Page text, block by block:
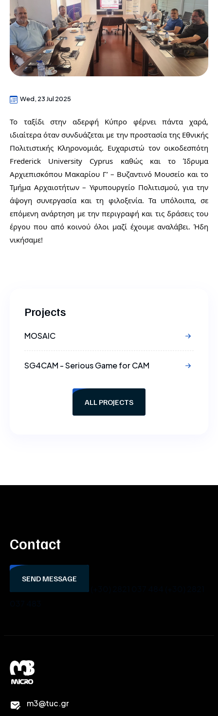
Wed, 23 Jul 2025
Το ταξίδι στην αδερφή Κύπρο φέρνει πάντα χαρά,
ιδιαίτερα όταν συνδυάζεται με την προστασία της Εθνικής
Πολιτιστικής Κληρονομιάς. Ευχαριστώ τον οικοδεσπότη
Frederick University Cyprus καθώς και το Ίδρυμα
Αρχιεπισκόπου Μακαρίου Γ’ – Βυζαντινό Μουσείο και το
Τμήμα Αρχαιοτήτων – Υφυπουργείο Πολιτισμού, για την
άψογη συνεργασία και τη φιλοξενία. Τα υπόλοιπα, σε
επόμενη ανάρτηση με την περιγραφή και τις δράσεις του
έργου που από κοινού όλοι μαζί έχουμε αναλάβει. Ήδη
νικήσαμε!
Projects
MOSAIC
SG4CAM - Serious Game for CAM
ALL PROJECTS
Contact
SEND MESSAGE
m3@tuc.gr